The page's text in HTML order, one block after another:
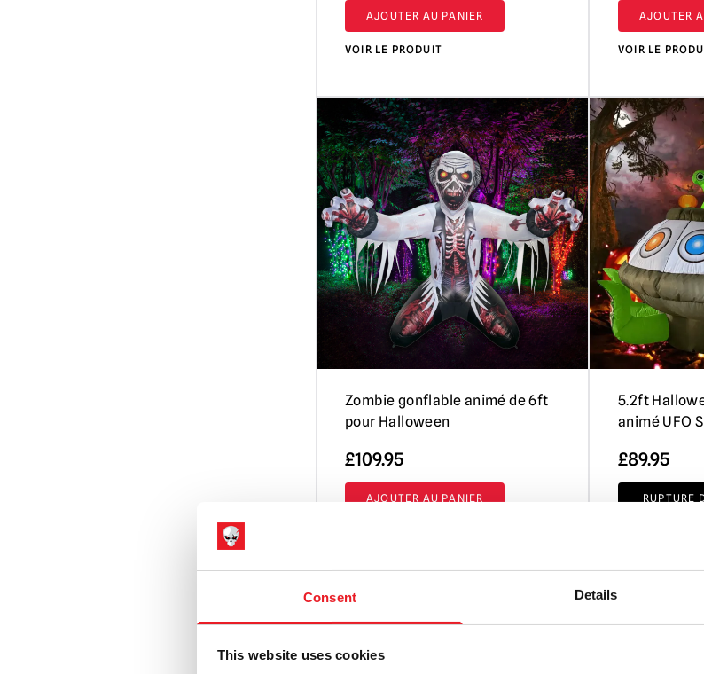
Consent Details
This website uses cookies
AJOUTER AU PANIER
VOIR LE PRODUIT
AJOUTER
VOIR LE
Zombie gonflable animé de 6ft
pour Halloween
£109.95
AJOUTER AU PANIER
5.2ft
animé UFO
£89.95
RUPTURE